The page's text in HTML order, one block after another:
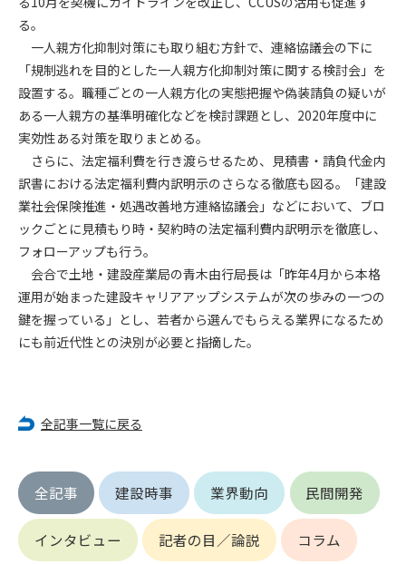
る。
一人親方化抑制対策にも取り組む方針で、連絡協議会の下に
「規制逃れを目的とした一人親方化抑制対策に関する検討会」を
設置する。職種ごとの一人親方化の実態把握や偽装請負の疑いが
ある一人親方の基準明確化などを検討課題とし、2020年度中に
実効性ある対策を取りまとめる。
さらに、法定福利費を行き渡らせるため、見積書・請負代金内
訳書における法定福利費内訳明示のさらなる徹底も図る。「建設
業社会保険推進・処遇改善地方連絡協議会」などにおいて、ブロ
ックごとに見積もり時・契約時の法定福利費内訳明示を徹底し、
フォローアップも行う。
会合で土地・建設産業局の青木由行局長は「昨年4月から本格
運用が始まった建設キャリアアップシステムが次の歩みの一つの
鍵を握っている」とし、若者から選んでもらえる業界になるため
にも前近代性との決別が必要と指摘した。
全記事一覧に戻る
全記事 建設時事 業界動向 民間開発
インタビュー 記者の目／論説 コラム
理を行わなかった場合
(5) その他管理者が会員とすることを不適当と判断した場合
2. 管理者は承認後であっても承認した会員が前項の何れかに該
当することが判明した場合、会員資格を取り消すことがあり
ます。
第5条（IDおよびパスワードの管理）
1. 会員は申込の際に管理者が発行したIDおよびパスワードの使
用および管理について責任を負うものとします。
2. 会員は、自己のIDおよびパスワードを、貸与、譲渡、売買、
その他形態を問わず、第三者に利用させることはできませ
ん。
3. 会員は、IDおよびパスワードの管理不十分、使用上の過誤、
第三者（他の会員を含む）の使用等による損害について責任
を負うものとし、管理者は一切責任を負いません。
(1) 第三者または管理者の著作権、その他知的所有権を侵害す
(2) 第三者または管理者の財産、プライバシー等を侵害する行
為
(3) 第三者または管理者を誹謗中傷する行為
(4) 有害なコンピュータプログラム等を送信又は書き込む行為
(5) 第三者に不利益を与える行為